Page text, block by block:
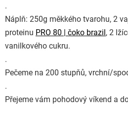
.
Náplň: 250g měkkého tvarohu, 2
proteinu PRO 80 | čoko brazil, 2
vanilkového cukru.
.
Pečeme na 200 stupňů, vrchní/
.
Přejeme vám pohodový víkend a